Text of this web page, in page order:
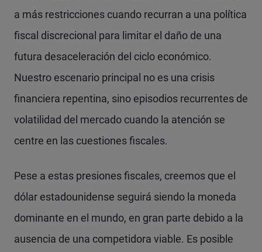
a más restricciones cuando recurran a una política
fiscal discrecional para limitar el daño de una
futura desaceleración del ciclo económico.
Nuestro escenario principal no es una crisis
financiera repentina, sino episodios recurrentes de
volatilidad del mercado cuando la atención se
centre en las cuestiones fiscales.
Pese a estas presiones fiscales, creemos que el
dólar estadounidense seguirá siendo la moneda
dominante en el mundo, en gran parte debido a la
ausencia de una competidora viable. Es posible